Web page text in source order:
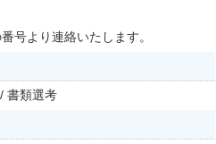
号より連絡いたします。
書類選考